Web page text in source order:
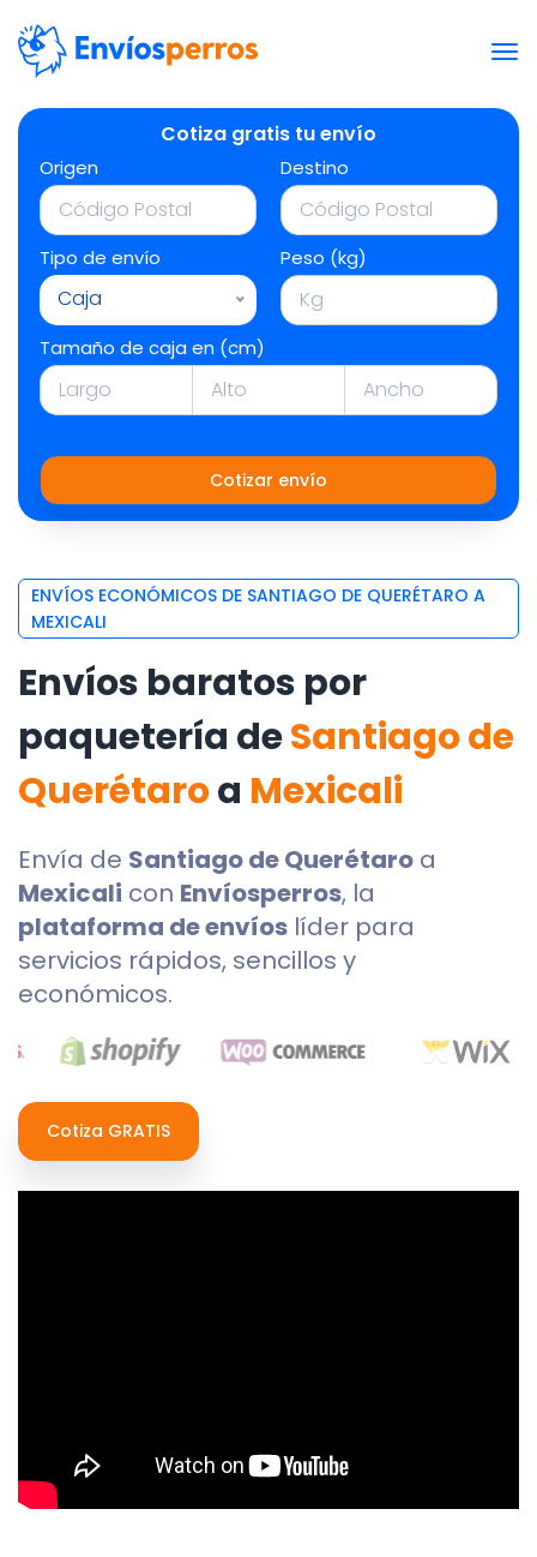
Cotiza gratis tu envío
Origen Destino
Tipo de envío
Caja
Peso (kg)
Tamaño de caja en (cm)
Cotizar envío
ENVÍOS ECONÓMICOS DE SANTIAGO DE QUERÉTARO A
MEXICALI
Envíos baratos por
paquetería deSantiago de
Querétaroa Mexicali
Envía de Santiago de Querétaro a
Mexicali con Envíosperros, la
plataforma de envíos líder para
servicios rápidos, sencillos y
económicos.
Cotiza GRATIS